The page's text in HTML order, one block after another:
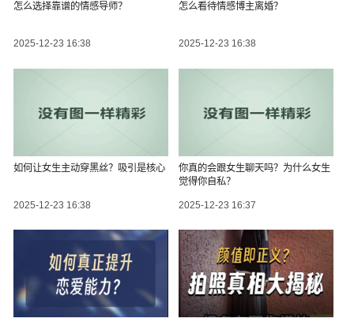
怎么选择靠谱的情感导师？
2025-12-23 16:38
怎么看待情感博主离婚？
2025-12-23 16:38
如何让女生主动穿黑丝？吸引是核心
2025-12-23 16:38
你真的会跟女生聊天吗？为什么女生
觉得你自私？
2025-12-23 16:37